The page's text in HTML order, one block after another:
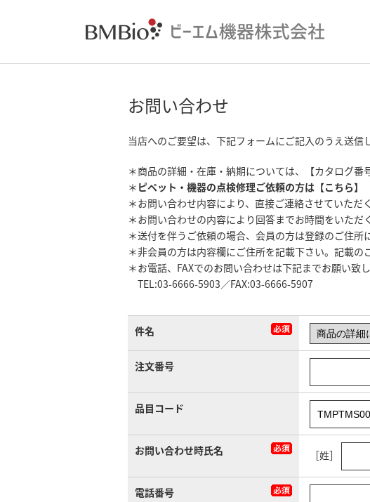
お問い合わせ
当店へのご要望は、下記フォームにご記入のうえ送信
＊商品の詳細・在庫・納期については、【カタログ番
＊ ピペット・機器の点検修理ご依頼の方は【こちら】
＊お問い合わせ内容により、直接ご連絡させていただ
＊お問い合わせの内容により回答までお時間をいただ
＊送付を伴うご依頼の場合、会員の方は登録のご住所
＊非会員の方は内容欄にご住所を記載下さい。記載の
＊お電話、FAXでのお問い合わせは下記までお願い致し
TEL:03-6666-5903／FAX:03-6666-5907
件名
注文番号
品目コード
お問い合わせ時氏名 ［姓］
電話番号